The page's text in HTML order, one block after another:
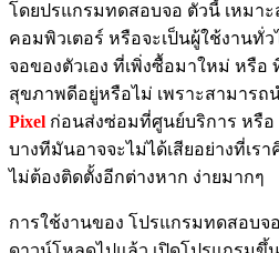
โดยปรแกรมทดสอบจอ ตัวนี้ เหมา
คอมพิวเตอร์ หรือจะเป็นผู้ใช้งานทั่
จอของตัวเอง ที่เพิ่งซื้อมาใหม่ หรือ
สุขภาพดีอยู่หรือไม่ เพราะสามารถ
Pixel ก่อนส่งซ่อมที่ศูนย์บริการ หรือ
บางทีมันอาจจะไม่ได้เสียอย่างที่เร
ไม่ต้องติดตั้งอีกต่างหาก ง่ายมากๆ
การใช้งานของ โปรแกรมทดสอบจ